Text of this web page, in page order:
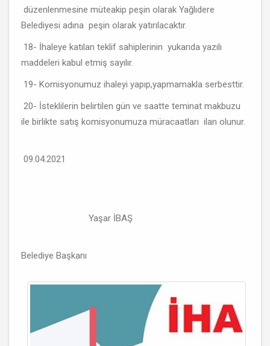
düzenlenmesine müteakip peşin olarak Yağlıdere
Belediyesi adına peşin olarak yatırılacaktır.
18- İhaleye katılan teklif sahiplerinin yukarıda yazılı
maddeleri kabul etmiş sayılır.
19- Komisyonumuz ihaleyi yapıp,yapmamakla serbesttir.
20- İsteklilerin belirtilen gün ve saatte teminat makbuzu
ile birlikte satış komisyonumuza müracaatları ilan olunur.
09.04.2021
Yaşar İBAŞ
Belediye Başkanı